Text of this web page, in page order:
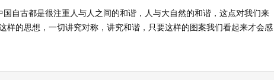
自古都是很注重人与人之间的和谐，人与大自然的和谐，这点对我们来
样的思想，一切讲究对称，讲究和谐，只要这样的图案我们看起来才会感